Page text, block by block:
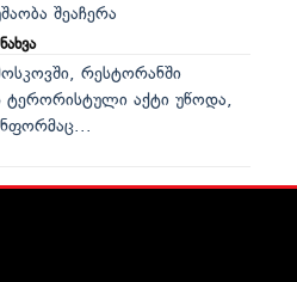
შეაჩერა
რესტორანში
ტერორისტული აქტი უწოდა,